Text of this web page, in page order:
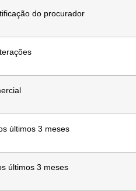
do procurador
últimos 3 meses
últimos 3 meses